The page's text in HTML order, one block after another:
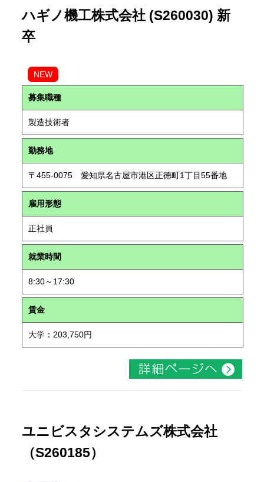
ハギノ機工株式会社 (S260030) 新
卒
NEW
募集職種
製造技術者
勤務地
〒455-0075 愛知県名古屋市港区正徳町1丁目55番地
雇用形態
正社員
就業時間
8:30～17:30
賃金
大学：203,750円
ユニビスタシステムズ株式会社
（S260185）